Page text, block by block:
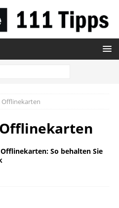
Offlinekarten
So behalten Sie